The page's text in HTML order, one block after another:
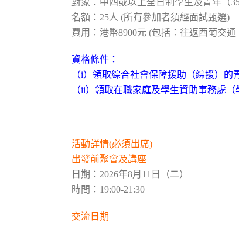
對象：中四或以上全日制學生及青年（
名額：25人 (所有參加者須經面試甄選)
費用：港幣8900元 (包括：往返西葡交
資格條件：
（i）領取綜合社會保障援助（綜援）的
（ii）領取在職家庭及學生資助事務處
活動詳情(必須出席)
出發前聚會及講座
日期：2026年8月11日（二）
時間：19:00-21:30
交流日期